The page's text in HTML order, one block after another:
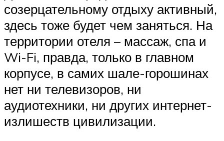
созерцательному отдыху активный,
здесь тоже будет чем заняться. На
территории отеля – массаж, спа и
Wi-Fi, правда, только в главном
корпусе, в самих шале-горошинах
нет ни телевизоров, ни
аудиотехники, ни других интернет-
излишеств цивилизации.